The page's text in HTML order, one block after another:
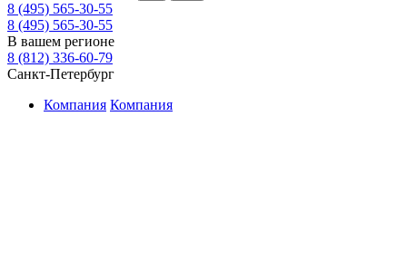
8 (495) 565-30-55
8 (495) 565-30-55
В вашем регионе
8 (812) 336-60-79
Санкт-Петербург
Компания Компания